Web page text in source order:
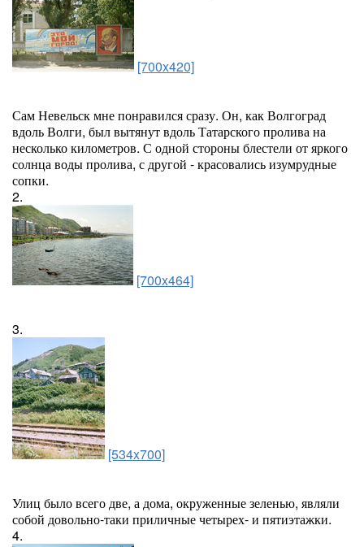
[700x420]
Сам Невельск мне понравился сразу. Он, как Волгоград
вдоль Волги, был вытянут вдоль Татарского пролива на
несколько километров. С одной стороны блестели от яркого
солнца воды пролива, с другой - красовались изумрудные
сопки.
2.
[700x464]
3.
[534x700]
Улиц было всего две, а дома, окруженные зеленью, являли
собой довольно-таки приличные четырех- и пятиэтажки.
4.